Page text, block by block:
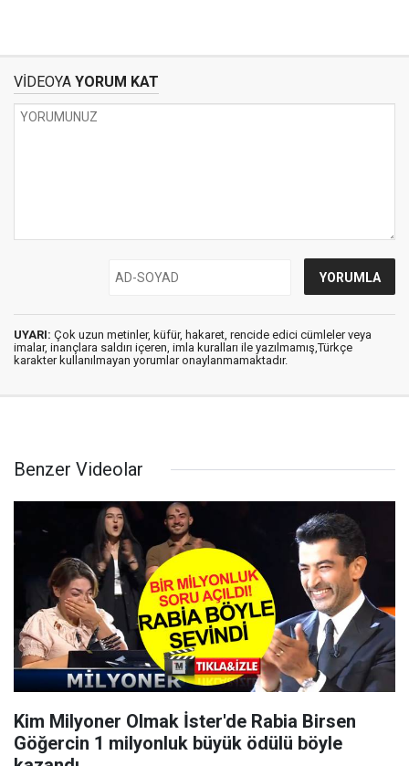
VİDEOYA YORUM KAT
UYARI: Çok uzun metinler, küfür, hakaret, rencide edici cümleler veya
imalar, inançlara saldırı içeren, imla kuralları ile yazılmamış,Türkçe
karakter kullanılmayan yorumlar onaylanmamaktadır.
Benzer Videolar
Kim Milyoner Olmak İster'de Rabia Birsen
Göğercin 1 milyonluk büyük ödülü böyle